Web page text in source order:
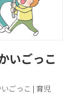
いごっこ
ごっこ | 育児